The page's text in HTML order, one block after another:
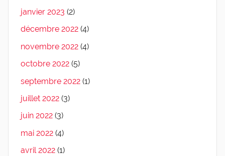
janvier 2023 (2)
décembre 2022 (4)
novembre 2022 (4)
octobre 2022 (5)
septembre 2022 (1)
juillet 2022 (3)
juin 2022 (3)
mai 2022 (4)
avril 2022 (1)